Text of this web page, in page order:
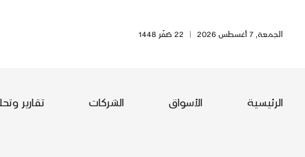
الجمعة, 7 أغسطس 2026 | 22 صَفَر 1448
الرئيسية الأسواق الشركات تقارير